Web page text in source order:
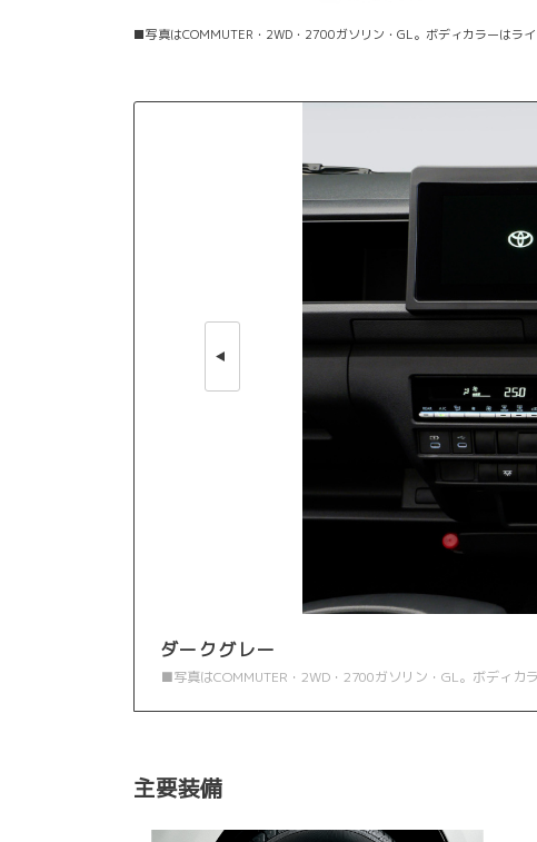
■写真はCOMMUTER・2WD・2700ガソリン・GL。ボディカラーはラ
ダークグレー
■写真はCOMMUTER・2WD・2700ガソリン・GL。ボディカ
主要装備